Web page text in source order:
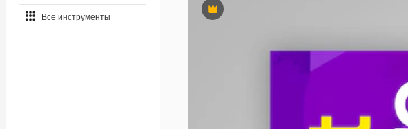
Все инструменты
Премиум